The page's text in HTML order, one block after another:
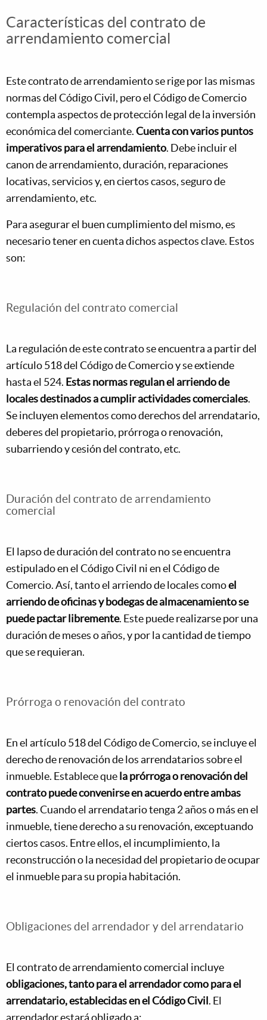
Características del contrato de
arrendamiento comercial
Este contrato de arrendamiento se rige por las mismas
normas del Código Civil, pero el Código de Comercio
contempla aspectos de protección legal de la inversión
económica del comerciante. Cuenta con varios puntos
imperativos para el arrendamiento. Debe incluir el
canon de arrendamiento, duración, reparaciones
locativas, servicios y, en ciertos casos, seguro de
arrendamiento, etc.
Para asegurar el buen cumplimiento del mismo, es
necesario tener en cuenta dichos aspectos clave. Estos
son:
Regulación del contrato comercial
La regulación de este contrato se encuentra a partir del
artículo 518 del Código de Comercio y se extiende
hasta el 524. Estas normas regulan el arriendo de
locales destinados a cumplir actividades comerciales.
Se incluyen elementos como derechos del arrendatario,
deberes del propietario, prórroga o renovación,
subarriendo y cesión del contrato, etc.
Duración del contrato de arrendamiento
comercial
El lapso de duración del contrato no se encuentra
estipulado en el Código Civil ni en el Código de
Comercio. Así, tanto el arriendo de locales comoel
arriendo de oficinas y bodegas de almacenamiento se
puede pactar libremente. Este puede realizarse por una
duración de meses o años, y por la cantidad de tiempo
que se requieran.
Prórroga o renovación del contrato
En el artículo 518 del Código de Comercio, se incluye el
derecho de renovación de los arrendatarios sobre el
inmueble. Establece que la prórroga o renovación del
contrato puede convenirse en acuerdo entre ambas
partes. Cuando el arrendatario tenga 2 años o más en el
inmueble, tiene derecho a su renovación, exceptuando
ciertos casos. Entre ellos, el incumplimiento, la
reconstrucción o la necesidad del propietario de ocupar
el inmueble para su propia habitación.
Obligaciones del arrendador y del arrendatario
El contrato de arrendamiento comercial incluye
obligaciones, tanto para el arrendador como para el
arrendatario, establecidas en el Código Civil. El
arrendador estará obligado a: